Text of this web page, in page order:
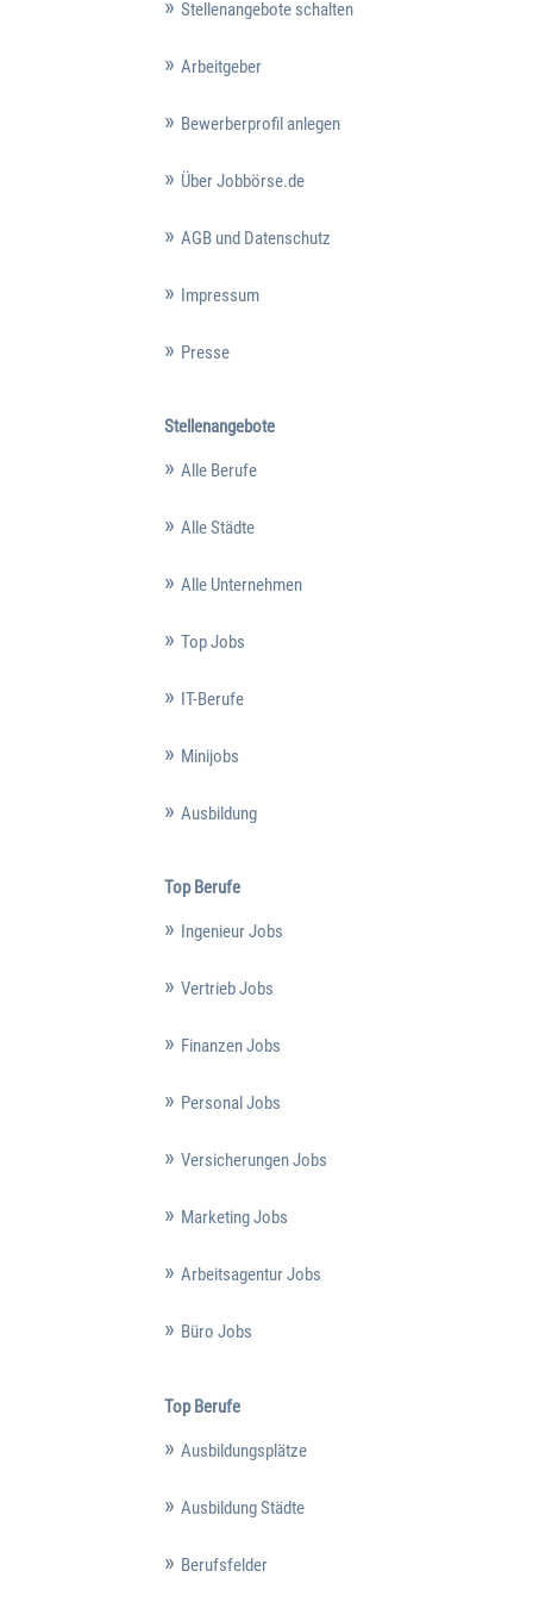
Stellenangebote schalten
Arbeitgeber
Bewerberprofil anlegen
Über Jobbörse.de
AGB und Datenschutz
Impressum
Presse
Stellenangebote
Alle Berufe
Alle Städte
Alle Unternehmen
Top Jobs
IT-Berufe
Minijobs
Ausbildung
Top Berufe
Ingenieur Jobs
Vertrieb Jobs
Finanzen Jobs
Personal Jobs
Versicherungen Jobs
Marketing Jobs
Arbeitsagentur Jobs
Büro Jobs
Top Berufe
Ausbildungsplätze
Ausbildung Städte
Berufsfelder